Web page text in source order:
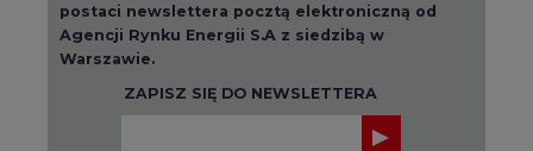
postaci newslettera pocztą elektroniczną od
Agencji Rynku Energii S.A z siedzibą w
Warszawie.
ZAPISZ SIĘ DO NEWSLETTERA